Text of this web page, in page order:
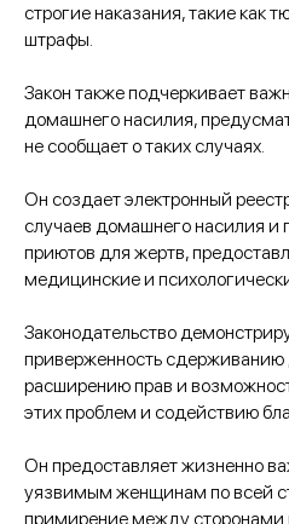
строгие наказания, такие как
штрафы.
Закон также подчеркивает
домашнего насилия,
не сообщает о таких случаях.
Он создает электронный
случаев домашнего насилия и
приютов для жертв,
медицинские и
Законодательство
приверженность
расширению прав и
этих проблем и содействию
Он предоставляет жизненно
уязвимым женщинам по всей
примирение между сторонами